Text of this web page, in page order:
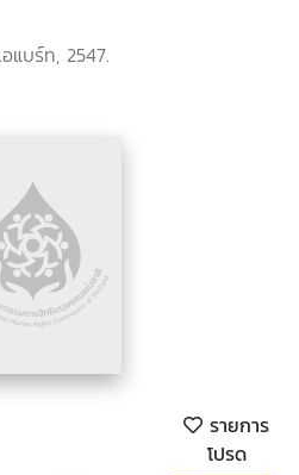
แบร์ท, 2547.
รายการ
โปรด